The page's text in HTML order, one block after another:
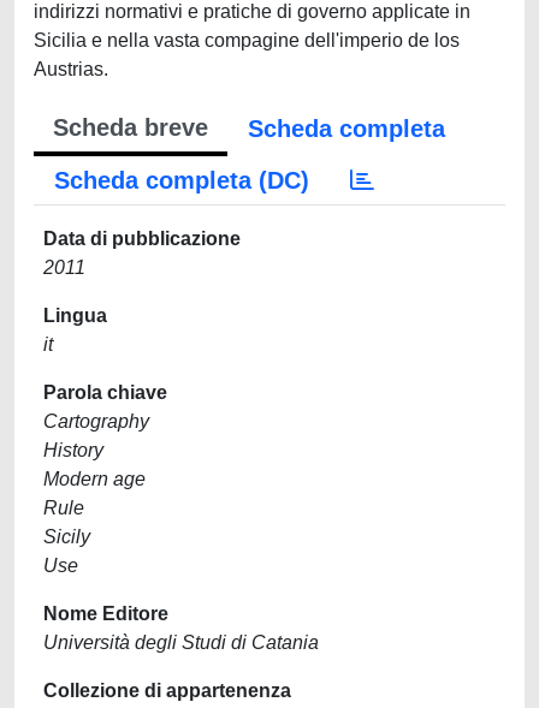
indirizzi normativi e pratiche di governo applicate in
Sicilia e nella vasta compagine dell'imperio de los
Austrias.
Scheda breve
Scheda completa
Scheda completa (DC)
Data di pubblicazione
2011
Lingua
it
Parola chiave
Cartography
History
Modern age
Rule
Sicily
Use
Nome Editore
Università degli Studi di Catania
Collezione di appartenenza